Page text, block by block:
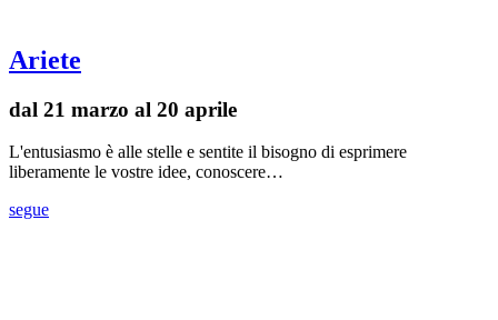
Ariete
dal 21 marzo al 20 aprile
L'entusiasmo è alle stelle e sentite il bisogno di esprimere
liberamente le vostre idee, conoscere…
segue